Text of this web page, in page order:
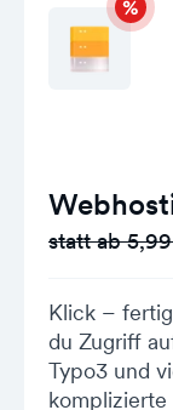
statt ab
Klick –
du Zugriff
Typo3 und
komplizierte